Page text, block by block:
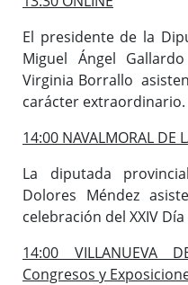
El presidente de la
Miguel Ángel
Virginia Borrallo
carácter extraordinario.
14:00 NAVALMORAL
La diputada
Dolores Méndez
celebración del XXIV
14:00 VILLANUEVA
Congresos y